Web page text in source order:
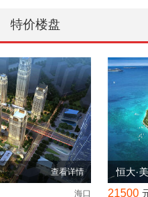
特价楼盘
查看详情
海口
恒大·
21500